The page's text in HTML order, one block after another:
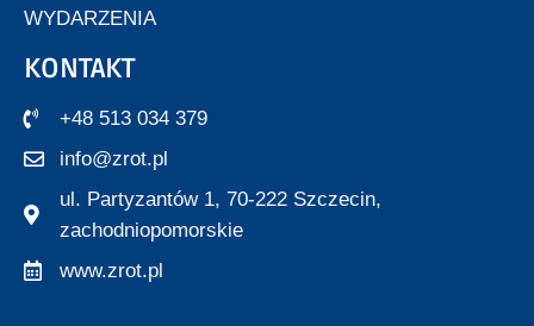
WYDARZENIA
KONTAKT
+48 513 034 379
info@zrot.pl
ul. Partyzantów 1, 70-222 Szczecin,
zachodniopomorskie
www.zrot.pl